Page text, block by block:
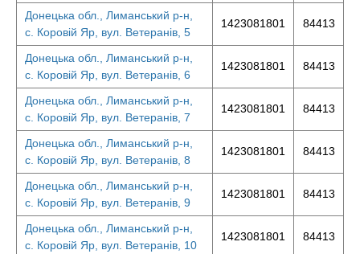
Донецька обл., Лиманський р-н,
с. Коровій Яр, вул. Ветеранів, 5
1423081801 84413
Донецька обл., Лиманський р-н,
с. Коровій Яр, вул. Ветеранів, 6
1423081801 84413
Донецька обл., Лиманський р-н,
с. Коровій Яр, вул. Ветеранів, 7
1423081801 84413
Донецька обл., Лиманський р-н,
с. Коровій Яр, вул. Ветеранів, 8
1423081801 84413
Донецька обл., Лиманський р-н,
с. Коровій Яр, вул. Ветеранів, 9
1423081801 84413
Донецька обл., Лиманський р-н,
с. Коровій Яр, вул. Ветеранів, 10
1423081801 84413